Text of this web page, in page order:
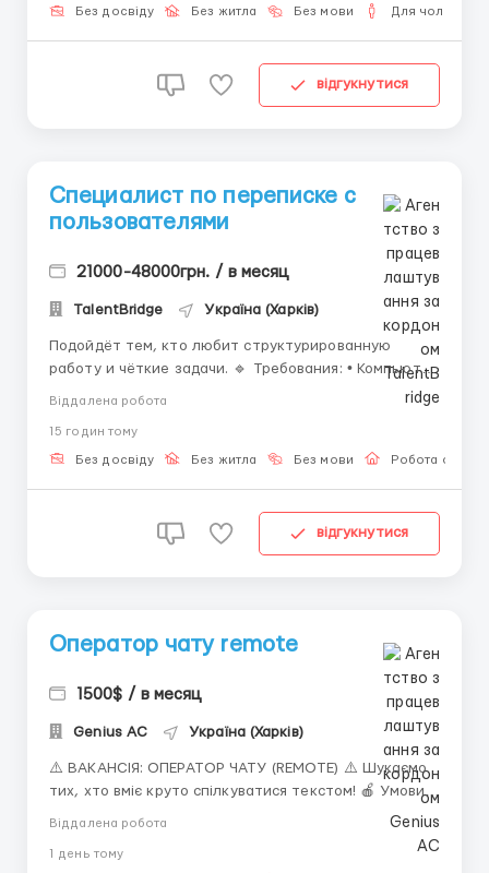
Поддержание приятной атмосферы в чате. •
Без досвіду Без житла Без мови Для чоловіків
відгукнутися
Специалист по переписке с
пользователями
21000-48000грн. / в месяц
TalentBridge Україна (Харків)
Подойдёт тем, кто любит структурированную
работу и чёткие задачи. 🔹 Требования: • Компьютер
или ноутбук; • Стабильный интернет; • Уверенный
Внимательность к деталям. 🔹 Обязанности: •
Общение с пользователям...
Віддалена робота
15 годин тому
Без досвіду Без житла Без мови Робота онлайн
відгукнутися
Оператор чату remote
1500$ / в месяц
Genius AС Україна (Харків)
⚠️ ВАКАНСІЯ: ОПЕРАТОР ЧАТУ (REMOTE) ⚠️ Шукаємо
тих, хто вміє круто спілкуватися текстом! 🍎 Умови:
— Дохід: 40-50% від баланса (стабільно $1000-2000/
(зміни 06:00-14:00, 14:00-22:00, 22:00-06:00 та ін.). —
Віддалена робота
1 день тому